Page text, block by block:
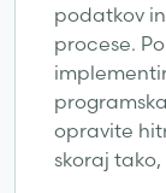
podatkov
procese.
opravite
skoraj